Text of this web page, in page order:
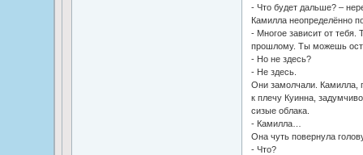
- Что будет дальше? –
Камилла неопределённо
- Многое зависит от тебя.
прошлому. Ты можешь
- Но не здесь?
- Не здесь.
Они замолчали. Камилла,
к плечу Куинна,
сизые облака.
- Камилла…
Она чуть повернула
- Что?